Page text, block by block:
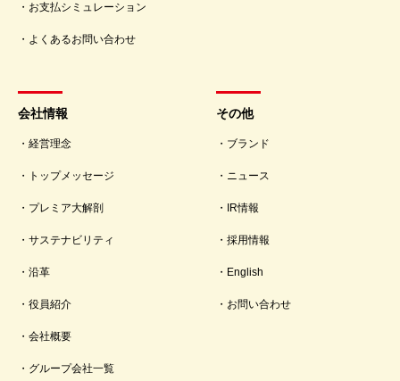
お支払シミュレーション
よくあるお問い合わせ
会社情報
経営理念
トップメッセージ
プレミア大解剖
サステナビリティ
沿革
役員紹介
会社概要
グループ会社一覧
その他
ブランド
ニュース
IR情報
採用情報
English
お問い合わせ